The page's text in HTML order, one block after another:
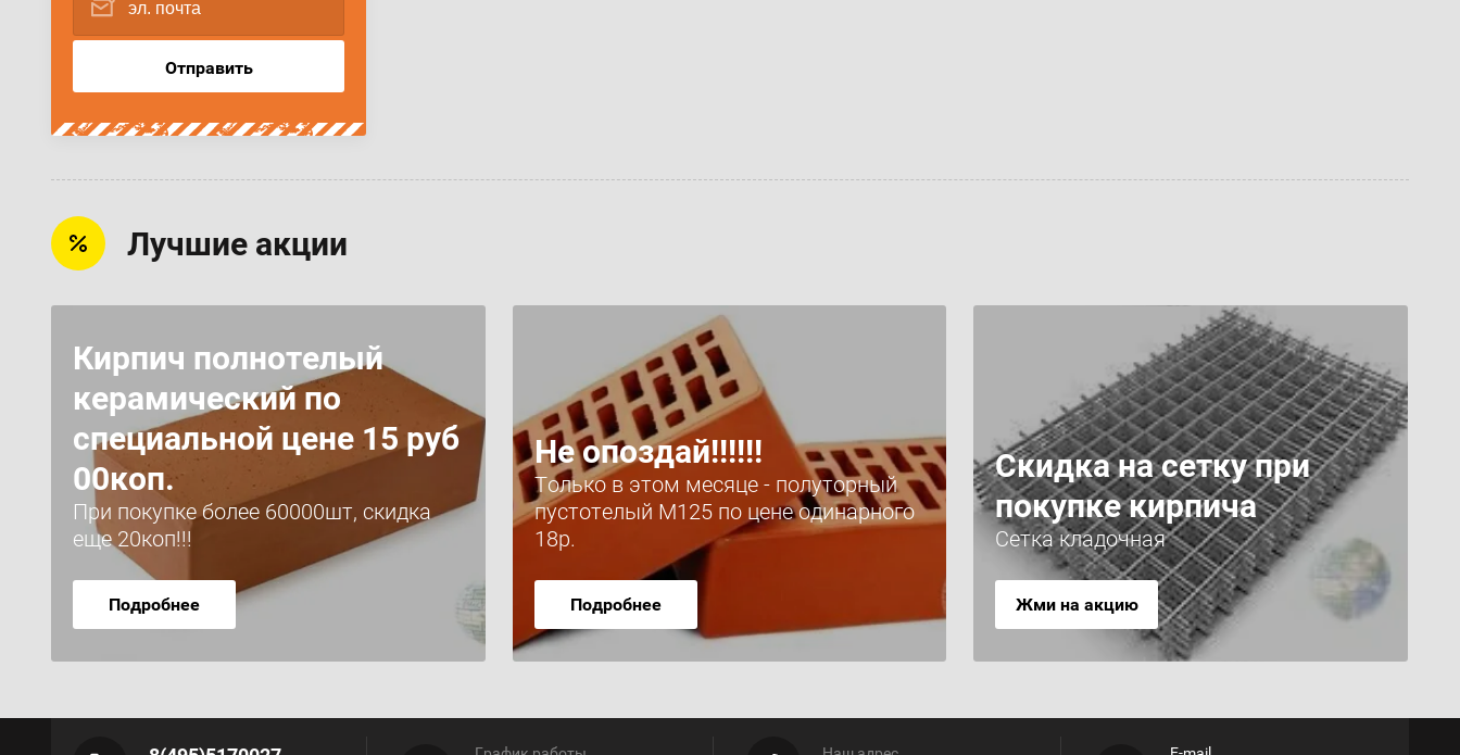
Отправить
Лучшие акции
Кирпич полнотелый
керамический по
специальной цене 15 руб
00коп.
При покупке более 60000шт, скидка
еще 20коп!!!
Подробнее
Не опоздай!!!!!!
Только в этом месяце - полуторный
пустотелый М125 по цене одинарного
18р.
Подробнее
Скидка на сетку при
покупке кирпича
Сетка кладочная
Жми на акцию